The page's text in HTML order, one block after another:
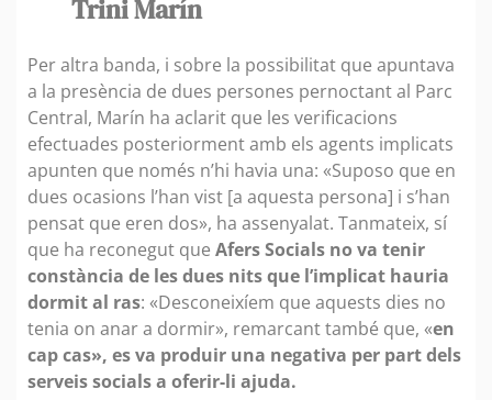
Trini Marín
Per altra banda, i sobre la possibilitat que apuntava
a la presència de dues persones pernoctant al Parc
Central, Marín ha aclarit que les verificacions
efectuades posteriorment amb els agents implicats
apunten que només n’hi havia una: «Suposo que en
dues ocasions l’han vist [a aquesta persona] i s’han
pensat que eren dos», ha assenyalat. Tanmateix, sí
que ha reconegut que Afers Socials no va tenir
constància de les dues nits que l’implicat hauria
dormit al ras: «Desconeixíem que aquests dies no
tenia on anar a dormir», remarcant també que, «en
cap cas», es va produir una negativa per part dels
serveis socials a oferir-li ajuda.